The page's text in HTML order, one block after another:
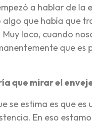
a hablar de la
algo que había que
loco, cuando
que es
que mirar el
se estima es que es
En eso